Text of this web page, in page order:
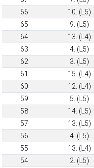
66
10. (L5)
65
9. (L5)
64
13. (L4)
63
4. (L5)
62
3. (L5)
61
15. (L4)
60
12. (L4)
59
5. (L5)
58
14. (L5)
57
13. (L5)
56
4. (L5)
55
13. (L4)
54
2. (L5)